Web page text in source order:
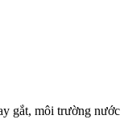
gắt, môi trường nước